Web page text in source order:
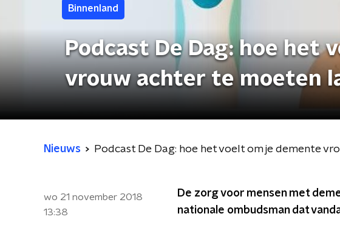
Binnenland
Podcast De Dag: hoe het
vrouw achter te moeten
Nieuws Podcast De Dag: hoe het voelt om je demente
wo 21 november 2018
13:38
De zorg voor mensen met
nationale ombudsman dat